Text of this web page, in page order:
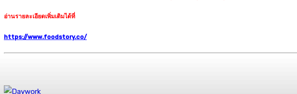
อ่านรายละเอียดเพิ่มเติมได้ที่
https://www.foodstory.co/